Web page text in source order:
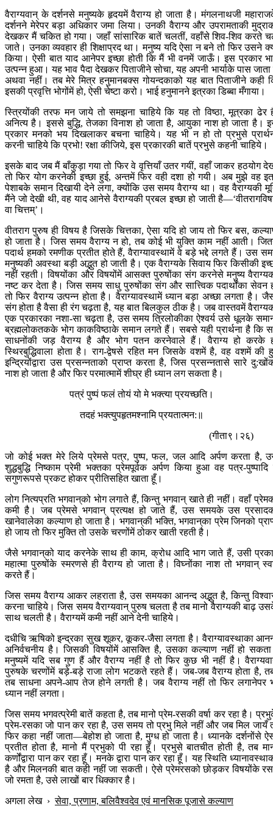
वैराग्यवान् के दर्शनसे मनुष्यके हृदयमें वैराग्य हो जाता है। मंगलनाथजी
दर्शनने मेरेपर बड़ा अधिकार जमा लिया। उनकी वैराग्य और उपरामताकी
देखकर मैं चकित हो गया। जहाँ सांसारिक बातें चलतीं, वहाँसे शिव-शिव करते
जाते। उनका व्यवहार ही शिक्षाप्रद था। मनुष्य यदि ऐसा न बने तो फिर उसने
किया। ऐसी बात याद आनेपर इच्छा होती कि मैं भी वनमें जाऊँ। इस प्रकार
उत्पन्न हुआ। यह भाव पैदा देखकर पिताजीने सोचा, यह अपनी भार्याके पास जाता
अथवा नहीं। तब मेरे मित्र हनुमानबक्स गोयन्दकाको यह बात पिताजीने कही
इसकी प्रवृत्ति भोगोंमें हो, ऐसी चेष्टा करो। भाई हनुमानने इत्रका डिब्बा मँगाया।
स्त्रियोंकी तरफ मन जाये तो समझना चाहिये कि यह तो विष्ठा, मूत्रका ढेर
अनित्य है। इससे बुद्धि, तेजका विनाश हो जाता है, आयुका नाश हो जाता है।
प्रकार मनको भय दिखलाकर बचना चाहिये। यह भी न हो तो प्रभुसे
करनी चाहिये कि प्रभो! रक्षा कीजिये, इस प्रकारकी बातें प्रभुसे कहनी चाहिये।
इसके बाद जब मैं बाँकुड़ा गया तो फिर वे वृत्तियाँ उतर गयीं, वहाँ जाकर हठयोग
तो फिर योग करनेकी इच्छा हुई, अन्तमें फिर वही दशा हो गयी। अब मुझे वह
पेशाबके समान दिखायी देने लगा, क्योंकि उस समय वैराग्य था। वह वैराग्यकी
मैंने जो देखी थी, वह याद आनेसे वैराग्यकी प्रबल इच्छा हो जाती
वा चित्तम्’।
वीतराग पुरुष ही विषय है जिसके चित्तका, ऐसा यदि हो जाय तो फिर बस,
हो जाता है। जिस समय वैराग्य न हो, तब कोई भी युक्ति काम नहीं आती।
पदार्थ हमको रमणीक प्रतीत होते हैं, वैराग्यावस्थामें वे बड़े भद्दे लगते हैं। उस
मनुष्यकी अवस्था बड़ी अद्भुत हो जाती है। एक वैराग्यके सिवाय फिर किसीकी
नहीं रहती। विषयोंका और विषयोंमें आसक्त पुरुषोंका संग करनेसे मनुष्य
नष्ट कर देता है। जिस समय साधु पुरुषोंका संग और सात्त्विक पदार्थोंका सेवन
तो फिर वैराग्य उत्पन्न होता है। वैराग्यावस्थामें ध्यान बड़ा अच्छा लगता है।
संग होता है वैसा ही रंग चढ़ता है, यह बात बिलकुल ठीक है। जब वास्तवमें
एक प्रकारका नशा-सा चढ़ता है, उस समय त्रिलोकीका ऐश्वर्य उसे धूलके
ब्रह्मलोकतकके भोग काकविष्ठाके समान लगते हैं। सबसे यही प्रार्थना है कि
साधनोंकी जड़ वैराग्य है और भोग पतन करनेवाले हैं। वैराग्य हो करके
स्थिरबुद्धिवाला होता है। राग-द्वेषसे रहित मन जिसके वशमें है, वह वशमें की
इन्द्रियोंद्वारा उस प्रसन्नताको प्राप्त करता है, जिस प्रसन्नतासे सारे
नाश हो जाता है और फिर परमात्मामें शीघ्र ही ध्यान लग सकता है।
पत्रं पुष्पं फलं तोयं यो मे भक्त्या प्रयच्छति।
तदहं भक्त्युपहृतमश्नामि प्रयतात्मन:॥
(गीता९।२६)
जो कोई भक्त मेरे लिये प्रेमसे पत्र, पुष्प, फल, जल आदि अर्पण करता है,
शुद्धबुद्धि निष्काम प्रेमी भक्तका प्रेमपूर्वक अर्पण किया हुआ वह पत्र-पुष्पादि
सगुणरूपसे प्रकट होकर प्रीतिसहित खाता हूँ।
लोग नित्यप्रति भगवान‍्को भोग लगाते हैं, किन्तु भगवान् खाते ही नहीं। वहाँ
कमी है। जब प्रेमसे भगवान् प्रत्यक्ष हो जाते हैं, उस समयके उस
खानेवालेका कल्याण हो जाता है। भगवान‍्की भक्ति, भगवान‍्का प्रेम जिनको
हो जाय तो फिर मुक्ति तो उसके चरणोंमें ठोकर खाती रहती है।
जैसे भगवान‍्को याद करनेके साथ ही काम, क्रोध आदि भाग जाते हैं, उसी
महात्मा पुरुषोंके स्मरणसे ही वैराग्य हो जाता है। विघ्नोंका नाश तो भगवान्
करते हैं।
जिस समय वैराग्य आकर लहराता है, उस समयका आनन्द अद्भुत है, किन्तु
करना चाहिये। जिस समय वैराग्यवान् पुरुष चलता है तब मानो वैराग्यकी बाढ़
साथ चलती है। वैराग्यमें कमी नहीं आने देनी चाहिये।
दधीचि ऋषिको इन्द्रका सुख शूकर, कूकर-जैसा लगता है। वैराग्यावस्थाका
अनिर्वचनीय है। जिसकी विषयोंमें आसक्ति है, उसका कल्याण नहीं हो
मनुष्यमें यदि सब गुण हैं और वैराग्य नहीं है तो फिर कुछ भी नहीं है।
पुरुषके चरणोंमें बड़े-बड़े राजा लोग भटकते रहते हैं। जब-जब वैराग्य होता है,
तब साधना अपने-आप तेज होने लगती है। जब वैराग्य नहीं तो फिर लगानेपर
ध्यान नहीं लगता।
जिस समय भगवत्प्रेमी बातें कहता है, तब मानो प्रेम-रसकी वर्षा कर रहा है।
प्रेम-रसका जो पान कर रहा है, उस समय तो प्रभु मिले नहीं और जब मिल जायँ
फिर कहा नहीं जाता—बेहोश हो जाता है, मुग्ध हो जाता है। ध्यानके दर्शनोंसे
प्रतीत होता है, मानो मैं प्रभुको पी रहा हूँ। प्रभुसे बातचीत होती है, तब
कर्णोंद्वारा पान कर रहा हूँ। मनके द्वारा पान कर रहा हूँ। यह स्थिति
है और मिलनकी बात कही नहीं जा सकती। ऐसे प्रेमरसको छोड़कर विषयोंके
जो रमता है, उसे लाखों बार धिक्कार है।
अगला लेख›सेवा, प्रणाम, बलिवैश्वदेव एवं मानसिक पूजासे कल्याण